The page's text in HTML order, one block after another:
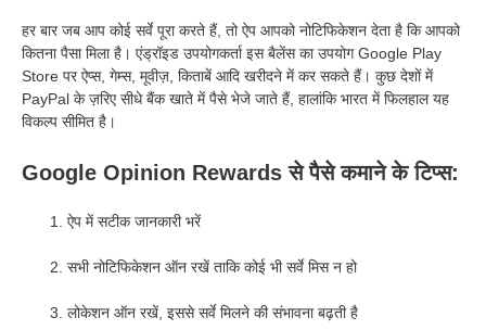
हर बार जब आप कोई सर्वे पूरा करते हैं, तो ऐप आपको नोटिफिकेशन देता है कि आपको
कितना पैसा मिला है। एंड्रॉइड उपयोगकर्ता इस बैलेंस का उपयोग Google Play
Store पर ऐप्स, गेम्स, मूवीज़, किताबें आदि खरीदने में कर सकते हैं। कुछ देशों में
PayPal के ज़रिए सीधे बैंक खाते में पैसे भेजे जाते हैं, हालांकि भारत में फिलहाल यह
विकल्प सीमित है।
Google Opinion Rewards से पैसे कमाने के टिप्स:
ऐप में सटीक जानकारी भरें
सभी नोटिफिकेशन ऑन रखें ताकि कोई भी सर्वे मिस न हो
लोकेशन ऑन रखें, इससे सर्वे मिलने की संभावना बढ़ती है